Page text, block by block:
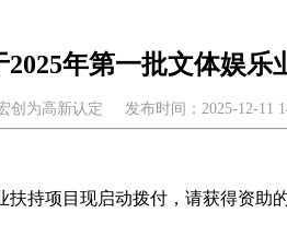
年第一批文体娱
创为高新认定 发布时间：2025-12-11
持项目现启动拨付，请获得资助